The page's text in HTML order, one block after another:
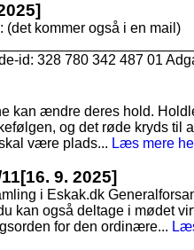
kommer også i en mail)
id: 328 780 342 487 01
kan ændre deres hold.
og det røde kryds til
være plads... Læs mere
[16. 9. 2025]
i Eskak.dk
kan også deltage i mødet
for den ordinære...